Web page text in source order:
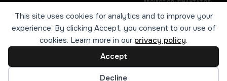
This site uses cookies for analytics and to improve your
experience. By clicking Accept, you consent to our use of
cookies. Learn more in our privacy policy.
Accept
Decline